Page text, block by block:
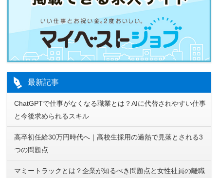
最新記事
ChatGPTで仕事がなくなる職業とは？AIに代替されやすい仕事
と今後求められるスキル
高卒初任給30万円時代へ｜高校生採用の過熱で見落とされる3
つの問題点
マミートラックとは？企業が知るべき問題点と女性社員の離職